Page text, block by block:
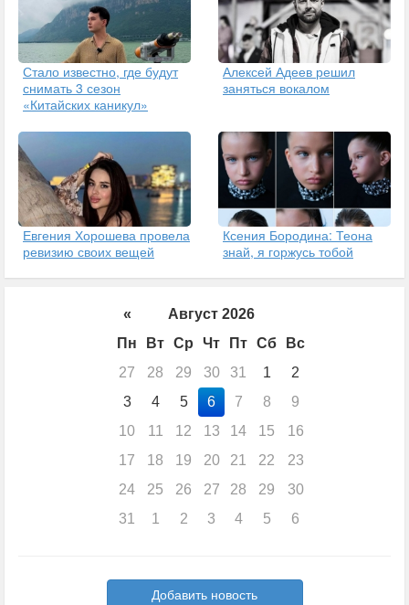
Стало известно, где будут
снимать 3 сезон
«Китайских каникул»
Алексей Адеев решил
заняться вокалом
Евгения Хорошева провела
ревизию своих вещей
Ксения Бородина: Теона
знай, я горжусь тобой
«
Август 2026
Пн
Вт Ср Чт Пт Сб
Вс
27
28 29 30 31 1
2
3
4 5 6 7 8
9
10
11 12 13 14 15
16
17
18 19 20 21 22
23
24
25 26 27 28 29
30
31
1 2 3 4 5 6
Добавить новость